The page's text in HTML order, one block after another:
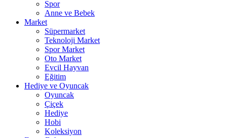
Spor
Anne ve Bebek
Market
Süpermarket
Teknoloji Market
Spor Market
Oto Market
Evcil Hayvan
Eğitim
Hediye ve Oyuncak
Oyuncak
Çiçek
Hediye
Hobi
Koleksiyon